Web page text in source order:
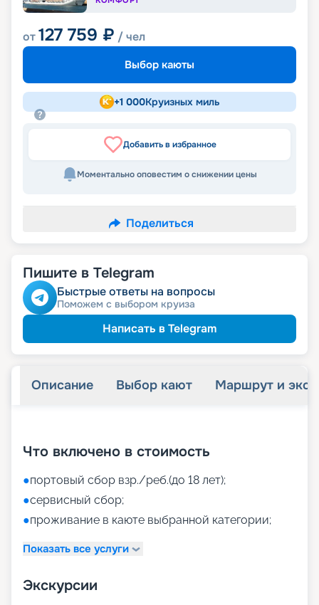
от127 759 ₽ / чел
Выбор каюты
+1 000Круизных миль
Добавить в избранное
Моментально оповестим о снижении цены
Поделиться
Пишите в Telegram
Быстрые ответы на вопросы
Поможем с выбором круиза
Написать в Telegram
Описание Выбор кают Маршрут и
Что включено в стоимость
●портовый сбор взр./реб.(до 18 лет);
●сервисный сбор;
●проживание в каюте выбранной категории;
Показать все услуги
Экскурсии